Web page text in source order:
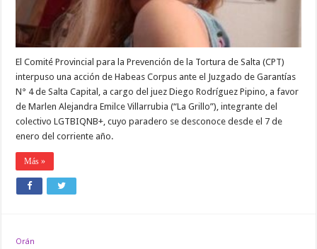
SER
DETENIDA
POR
LA
El Comité Provincial para la Prevención de la Tortura de Salta (CPT)
interpuso una acción de Habeas Corpus ante el Juzgado de Garantías
N° 4 de Salta Capital, a cargo del juez Diego Rodríguez Pipino, a favor
de Marlen Alejandra Emilce Villarrubia (“La Grillo”), integrante del
colectivo LGTBIQNB+, cuyo paradero se desconoce desde el 7 de
enero del corriente año.
Más »
Orán